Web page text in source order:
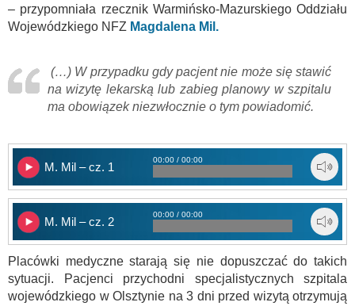
– przypomniała rzecznik Warmińsko-Mazurskiego Oddziału
Wojewódzkiego NFZ Magdalena Mil.
(…) W przypadku gdy pacjent nie może się stawić
na wizytę lekarską lub zabieg planowy w szpitalu
ma obowiązek niezwłocznie o tym powiadomić.
M. Mil – cz. 1
00:00 / 00:00
M. Mil – cz. 2
00:00 / 00:00
Placówki medyczne starają się nie dopuszczać do takich
sytuacji. Pacjenci przychodni specjalistycznych szpitala
wojewódzkiego w Olsztynie na 3 dni przed wizytą otrzymują